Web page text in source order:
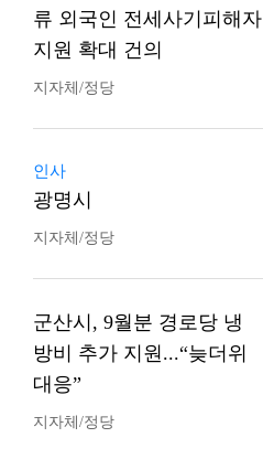
류 외국인 전세사기피해자
지원 확대 건의
지자체/정당
인사
광명시
지자체/정당
군산시, 9월분 경로당 냉
방비 추가 지원...“늦더위
대응”
지자체/정당